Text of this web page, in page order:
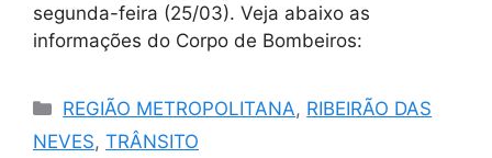
segunda-feira (25/03). Veja abaixo as
informações do Corpo de Bombeiros:
Categorias
REGIÃO METROPOLITANA, RIBEIRÃO DAS
NEVES, TRÂNSITO